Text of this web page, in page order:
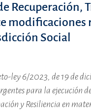
Recuperación,
modificaciones
Social
ley 6/2023, de 19 de
para la ejecución
y Resiliencia en